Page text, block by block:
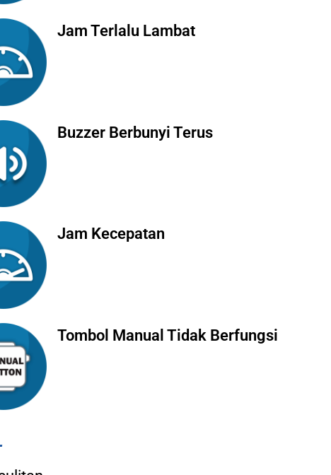
Jam Terlalu Lambat
Buzzer Berbunyi Terus
Jam Kecepatan
Tombol Manual Tidak Berfungsi